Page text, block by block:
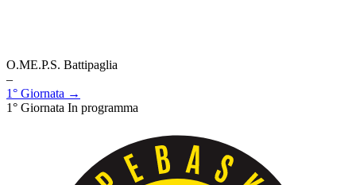
O.ME.P.S. Battipaglia
–
1° Giornata →
1° Giornata In programma